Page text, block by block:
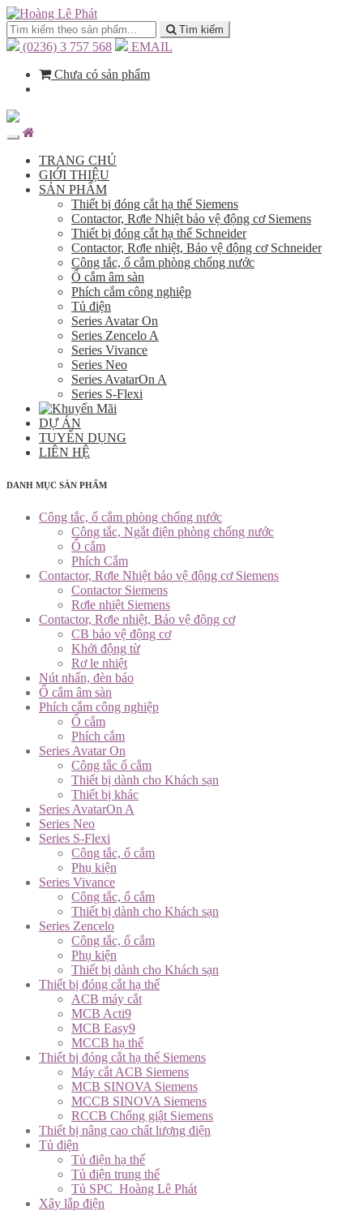
Tìm kiếm
(0236) 3 757 568
EMAIL
Chưa có sản phẩm
TRANG CHỦ
GIỚI THIỆU
SẢN PHẨM
Thiết bị đóng cắt hạ thế Siemens
Contactor, Rơle Nhiệt bảo vệ động cơ Siemens
Thiết bị đóng cắt hạ thế Schneider
Contactor, Rơle nhiệt, Bảo vệ động cơ Schneider
Công tắc, ổ cắm phòng chống nước
Ổ cắm âm sàn
Phích cắm công nghiệp
Tủ điện
Series Avatar On
Series Zencelo A
Series Vivance
Series Neo
Series AvatarOn A
Series S-Flexi
DỰ ÁN
TUYỂN DỤNG
LIÊN HỆ
DANH MỤC SẢN PHẨM
Công tắc, ổ cắm phòng chống nước
Công tắc, Ngắt điện phòng chống nước
Ổ cắm
Phích Cắm
Contactor, Rơle Nhiệt bảo vệ động cơ Siemens
Contactor Siemens
Rơle nhiệt Siemens
Contactor, Rơle nhiệt, Bảo vệ động cơ
CB bảo vệ động cơ
Khởi động từ
Rơ le nhiệt
Nút nhấn, đèn báo
Ổ cắm âm sàn
Phích cắm công nghiệp
Ổ cắm
Phích cắm
Series Avatar On
Công tắc ổ cắm
Thiết bị dành cho Khách sạn
Thiết bị khác
Series AvatarOn A
Series Neo
Series S-Flexi
Công tắc, ổ cắm
Phụ kiện
Series Vivance
Công tắc, ổ cắm
Thiết bị dành cho Khách sạn
Series Zencelo
Công tắc, ổ cắm
Phụ kiện
Thiết bị dành cho Khách sạn
Thiết bị đóng cắt hạ thế
ACB máy cắt
MCB Acti9
MCB Easy9
MCCB hạ thế
Thiết bị đóng cắt hạ thế Siemens
Máy cắt ACB Siemens
MCB SINOVA Siemens
MCCB SINOVA Siemens
RCCB Chống giật Siemens
Thiết bị nâng cao chất lượng điện
Tủ điện
Tủ điện hạ thế
Tủ điện trung thế
Tủ SPC_Hoàng Lê Phát
Xây lắp điện